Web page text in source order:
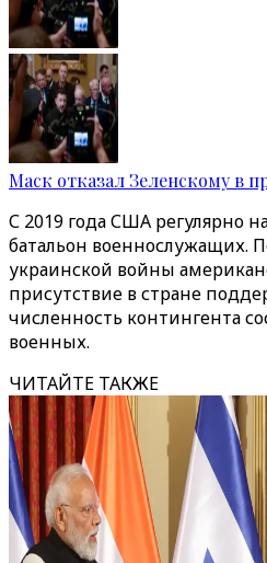
Маск отказал Зеленскому в
С 2019 года США регулярно
батальон военнослужащих.
украинской войны
присутствие в стране
численность контингента
военных.
ЧИТАЙТЕ ТАКЖЕ